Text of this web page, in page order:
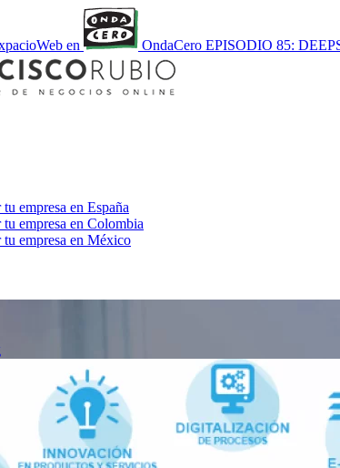
en OndaCero EPISODIO 85:
empresa en España
empresa en Colombia
tu empresa en México